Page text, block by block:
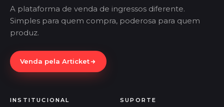
A plataforma de venda de ingressos diferente.
Simples para quem compra, poderosa para quem
produz.
Venda pela Articket
INSTITUCIONAL SUPORTE